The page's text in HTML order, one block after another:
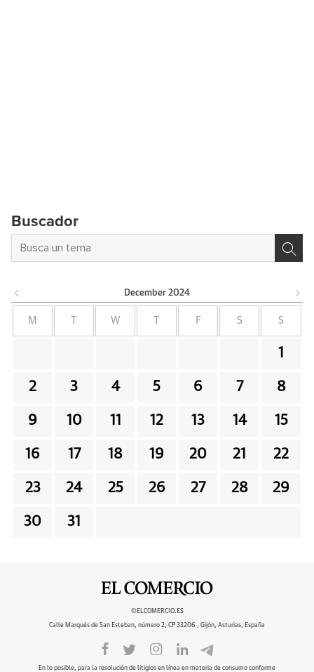
Buscador
December 2024
M W F S S
1
2 3 4 5 6 7 8
9 10 11 12 13 14 15
16 17 18 19 20 21 22
23 24 25 26 27 28 29
30 31
©ELCOMERCIO.ES
Calle Marqués de San Esteban, número 2, CP 33206 , Gijón, Asturias, España
En lo posible, para la resolución de litigios en línea en materia de consumo conforme